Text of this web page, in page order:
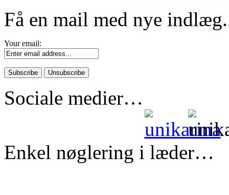
Få en mail med nye
Your email:
Sociale medier…
Enkel nøglering i læder…